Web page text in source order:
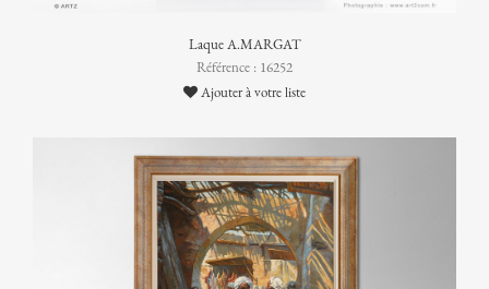
Laque A.MARGAT
Référence : 16252
Ajouter à votre liste